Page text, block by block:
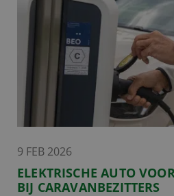
9 FEB 2026
ELEKTRISCHE AUTO
BIJ CARAVANBEZITTERS